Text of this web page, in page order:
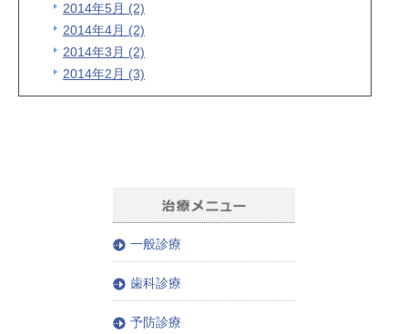
2014年5月 (2)
2014年4月 (2)
2014年3月 (2)
2014年2月 (3)
一般診療
歯科診療
予防診療